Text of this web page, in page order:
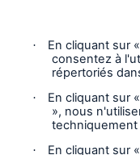
Vie privée
Mentions légales
Responsable des